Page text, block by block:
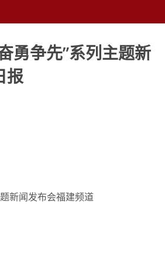
勇争先”系列主题新
报
新闻发布会福建频道